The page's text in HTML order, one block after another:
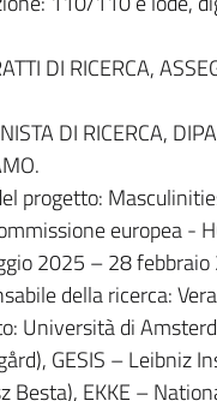
DI RICERCA,
DI RICERCA,
progetto:
europea -
2025 – 28
della ricerca:
Università di
GESIS – Leibniz
Besta), EKKE –